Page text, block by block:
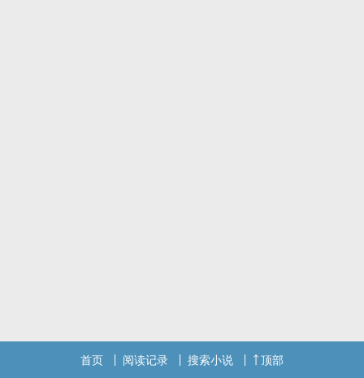
首页 阅读记录 搜索小说 顶部